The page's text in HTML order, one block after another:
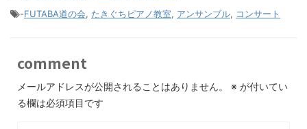
-FUTABA道の会, たきぐちピアノ教室, アンサンブル, コンサート
comment
メールアドレスが公開されることはありません。 ※ が付いてい
る欄は必須項目です